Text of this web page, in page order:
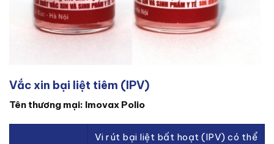
Vắc xin bại liệt tiêm (IPV)
Tên thương mại: Imovax Polio
Vi rút bại liệt bất hoạt (IPV) có thể